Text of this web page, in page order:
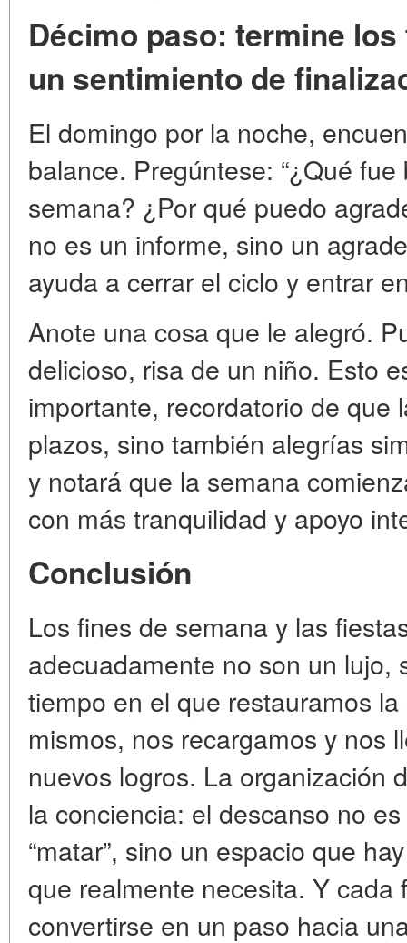
Décimo paso: termine
un sentimiento de
El domingo por la noche,
balance. Pregúntese: “¿Qué
semana? ¿Por qué puedo
no es un informe, sino un
ayuda a cerrar el ciclo y entrar
Anote una cosa que le alegró.
delicioso, risa de un niño. Esto
importante, recordatorio de que
plazos, sino también alegrías
y notará que la semana
con más tranquilidad y apoyo
Conclusión
Los fines de semana y las
adecuadamente no son un lujo,
tiempo en el que restauramos
mismos, nos recargamos y nos
nuevos logros. La organización
la conciencia: el descanso no
“matar”, sino un espacio que
que realmente necesita. Y cada
convertirse en un paso hacia